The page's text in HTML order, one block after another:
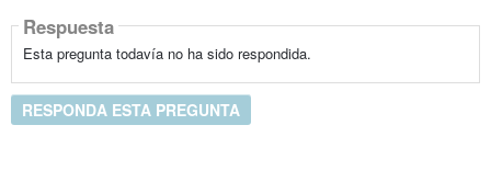
Respuesta
Esta pregunta todavía no ha sido respondida.
RESPONDA ESTA PREGUNTA